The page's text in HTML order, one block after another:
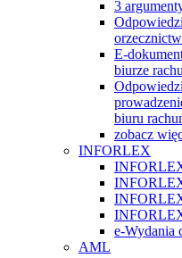
3
E-
biurze
biuru
zobacz
INFORLEX
e-Wydania
AML